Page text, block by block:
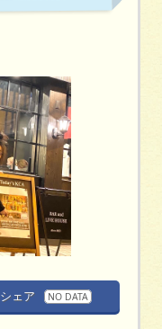
シェア NO DATA